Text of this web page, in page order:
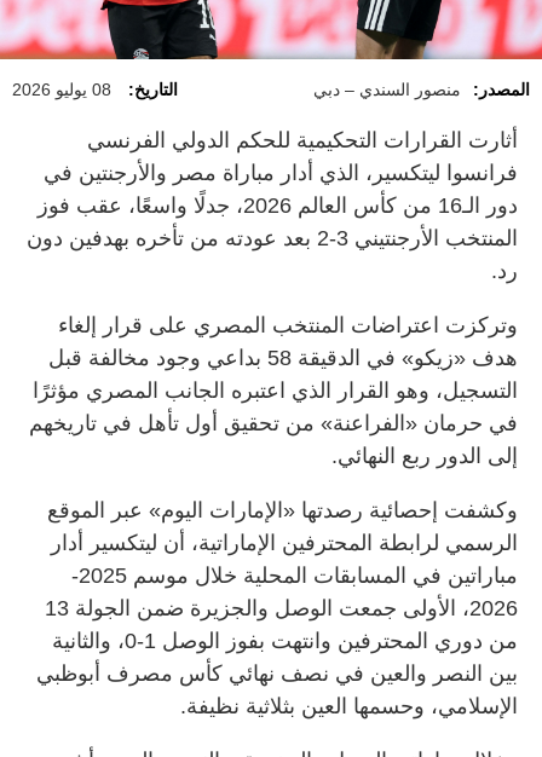
المصدر: منصور السندي – دبي التاريخ: 08 يوليو 2026
أثارت القرارات التحكيمية للحكم الدولي الفرنسي
فرانسوا ليتكسير، الذي أدار مباراة مصر والأرجنتين في
دور الـ16 من كأس العالم 2026، جدلًا واسعًا، عقب فوز
المنتخب الأرجنتيني 3-2 بعد عودته من تأخره بهدفين دون
رد.
وتركزت اعتراضات المنتخب المصري على قرار إلغاء
هدف «زيكو» في الدقيقة 58 بداعي وجود مخالفة قبل
التسجيل، وهو القرار الذي اعتبره الجانب المصري مؤثرًا
في حرمان «الفراعنة» من تحقيق أول تأهل في تاريخهم
إلى الدور ربع النهائي.
وكشفت إحصائية رصدتها «الإمارات اليوم» عبر الموقع
الرسمي لرابطة المحترفين الإماراتية، أن ليتكسير أدار
مباراتين في المسابقات المحلية خلال موسم 2025-
2026، الأولى جمعت الوصل والجزيرة ضمن الجولة 13
من دوري المحترفين وانتهت بفوز الوصل 1-0، والثانية
بين النصر والعين في نصف نهائي كأس مصرف أبوظبي
الإسلامي، وحسمها العين بثلاثية نظيفة.